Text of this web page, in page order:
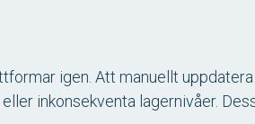
igen. Att manuellt
inkonsekventa lagernivåer.